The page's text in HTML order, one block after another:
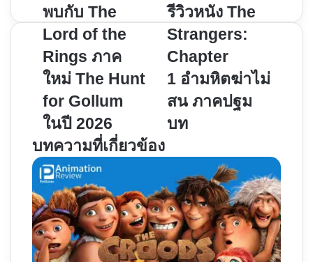
พบ
กับ
The
Lord
of
the
Rings
ภาค
ใหม่
The
Hunt
for
Gollum
ในปี
2026
พบกับ The
Lord of the
Rings ภาค
ใหม่ The Hunt
for Gollum
ในปี 2026
รีวิว
หนัง
The
Strangers:
Chapter
1 อำมหิต
ไม่
ปฐม
บท
รีวิวหนัง The
Strangers:
Chapter
1 อำมหิตฆ่าไม่
สน ภาคปฐม
บท
บทความที่เกี่ยวข้อง